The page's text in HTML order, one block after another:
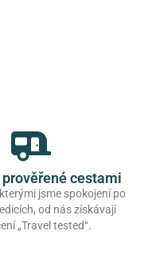
cestami
jsme spokojení po
od nás získávají
„Travel tested“.